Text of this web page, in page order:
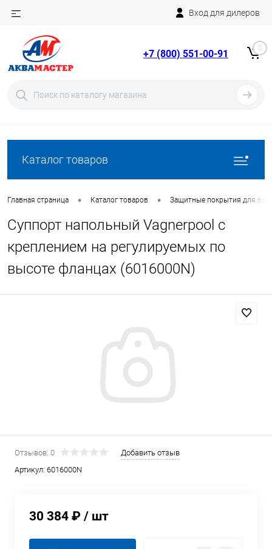
Вход для дилеров
+7 (800) 551-00-91 0
Каталог товаров
Главная страница • Каталог товаров • Защитные покрытия для
Суппорт напольный Vagnerpool с
креплением на регулируемых по
высоте фланцах (6016000N)
Отзывов: 0
Добавить отзыв
Артикул: 6016000N
30 384 ₽ / шт